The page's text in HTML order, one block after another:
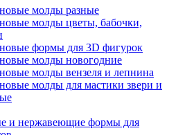
молды разные
молды цветы, бабочки,
формы для 3D фигурок
молды новогодние
молды вензеля и лепнина
молды для мастики звери и
и нержавеющие формы для